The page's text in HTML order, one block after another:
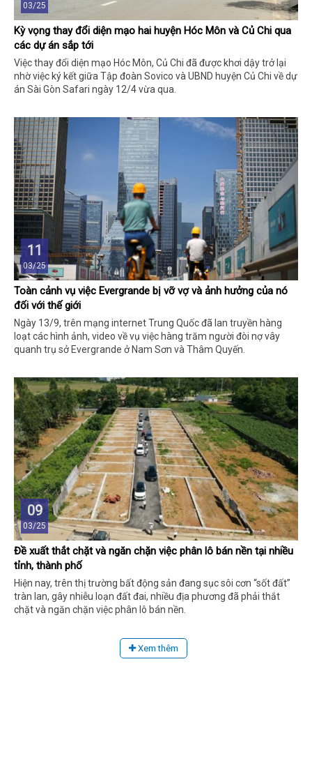
03/25
Kỳ vọng thay đổi diện mạo hai huyện Hóc Môn và Củ Chi qua
các dự án sắp tới
Việc thay đổi diện mạo Hóc Môn, Củ Chi đã được khơi dậy trở lại
nhờ việc ký kết giữa Tập đoàn Sovico và UBND huyện Củ Chi về dự
án Sài Gòn Safari ngày 12/4 vừa qua.
11
03/25
Toàn cảnh vụ việc Evergrande bị vỡ vợ và ảnh hưởng của nó
đối với thế giới
Ngày 13/9, trên mạng internet Trung Quốc đã lan truyền hàng
loạt các hình ảnh, video về vụ việc hàng trăm người đòi nợ vây
quanh trụ sở Evergrande ở Nam Sơn và Thâm Quyến.
09
03/25
Đề xuất thắt chặt và ngăn chặn việc phân lô bán nền tại nhiều
tỉnh, thành phố
Hiện nay, trên thị trường bất động sản đang sục sôi cơn “sốt đất”
tràn lan, gây nhiễu loạn đất đai, nhiều địa phương đã phải thắt
chặt và ngăn chặn việc phân lô bán nền.
Xem thêm